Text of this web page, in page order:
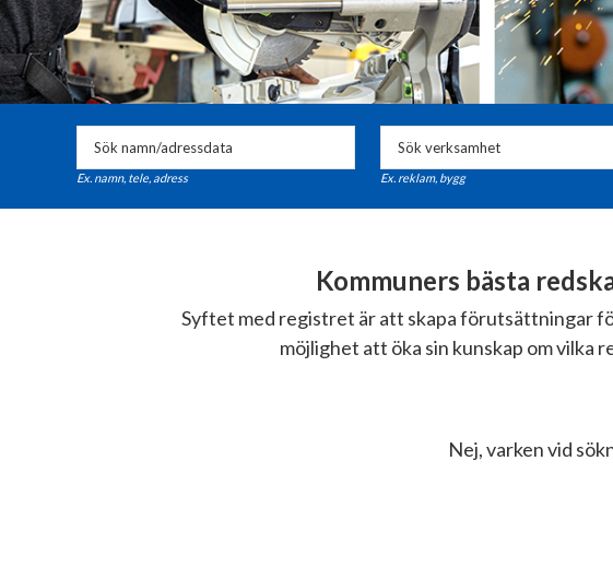
Ex. namn, tele, adress Ex. reklam, bygg
Kommuners bästa
Syftet med registret är att skapa förutsättningar
möjlighet att öka sin kunskap om vilka
Nej, varken vid